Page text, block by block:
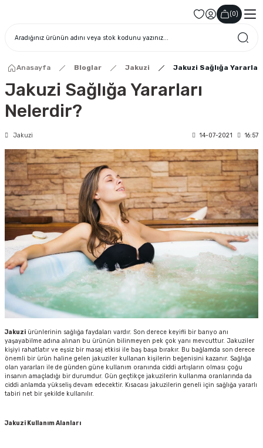
(0)
Anasayfa Bloglar Jakuzi Jakuzi Sağlığa
Jakuzi Sağlığa Yararları
Nelerdir?
Jakuzi 14-07-2021 16:57
Jakuzi ürünlerinin sağlığa faydaları vardır. Son derece keyifli bir banyo anı
yaşayabilme adına alınan bu ürünün bilinmeyen pek çok yanı mevcuttur. Jakuziler
kişiyi rahatlatır ve eşsiz bir masaj etkisi ile baş başa bırakır. Bu bağlamda son derece
önemli bir ürün haline gelen jakuziler kullanan kişilerin beğenisini kazanır. Sağlığa
olan yararları ile de günden güne kullanım oranında ciddi artışların olması çoğu
insanın amaçladığı bir durumdur. Gün geçtikçe jakuzilerin kullanma oranlarında da
ciddi anlamda yükseliş devam edecektir. Kısacası jakuzilerin geneli için sağlığa yararlı
tabiri net bir şekilde kullanılır.
Jakuzi Kullanım Alanları